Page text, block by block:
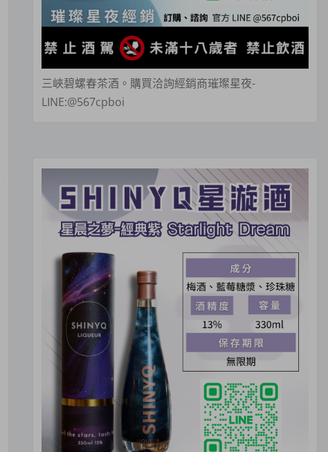
三峽碧螺春茶酒。購買洽詢經銷商璀璨星夜-
LINE:@567cpboi